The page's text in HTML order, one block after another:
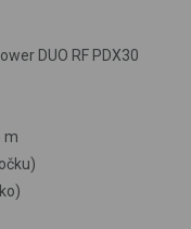
DUO RF PDX30
m